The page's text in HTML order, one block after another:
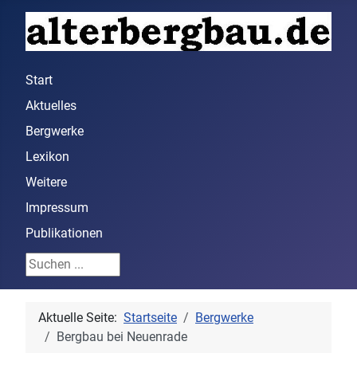
Start
Aktuelles
Bergwerke
Lexikon
Weitere
Impressum
Publikationen
Suchen ...
Aktuelle Seite: Startseite
Bergwerke
Bergbau bei Neuenrade